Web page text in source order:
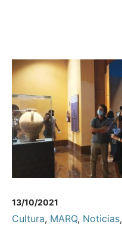
13/10/2021
Cultura, MARQ, Noticias,